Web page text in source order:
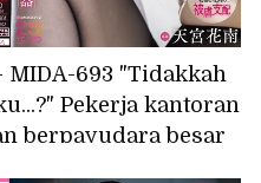
MIDA-693 "Tidakkah
Pekerja kantoran
berpayudara besar